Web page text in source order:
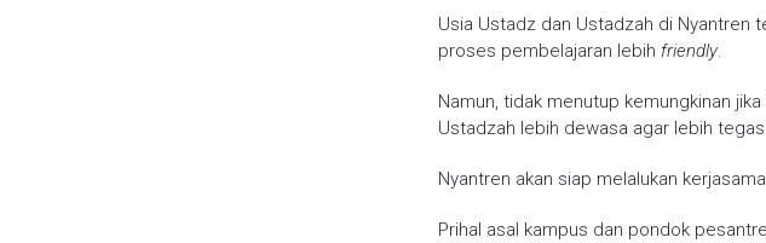
Usia Ustadz dan Ustadzah di Nyantren
proses pembelajaran lebih friendly.
Namun, tidak menutup kemungkinan
Ustadzah lebih dewasa agar lebih
Nyantren akan siap melalukan
Prihal asal kampus dan pondok